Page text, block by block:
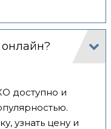
доступно и
узнать цену и